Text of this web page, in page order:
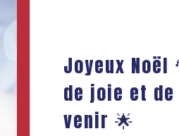
Joyeux Noël
de joie et
venir 🌟